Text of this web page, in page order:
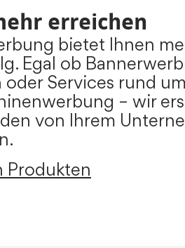
erreichen
bietet Ihnen
Egal ob
oder Services rund
– wir
von Ihrem
Produkten